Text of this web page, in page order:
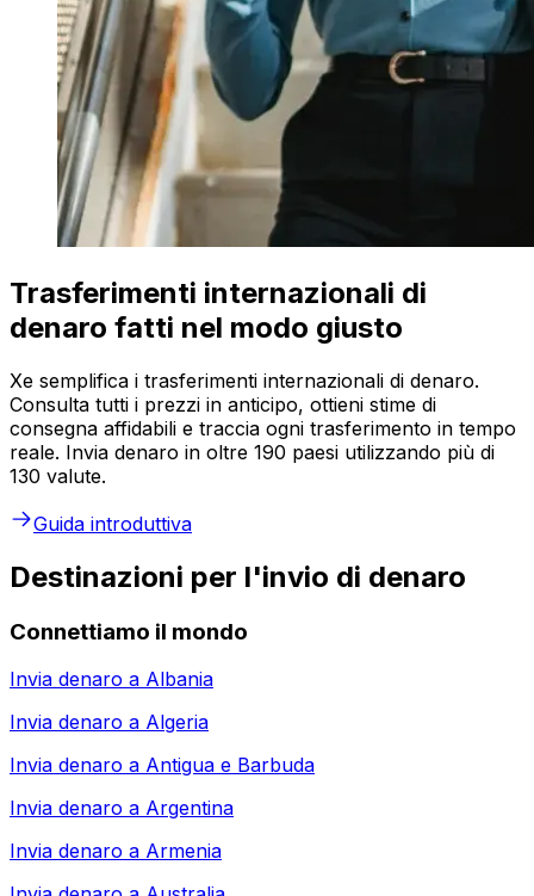
Trasferimenti internazionali di
denaro fatti nel modo giusto
Xe semplifica i trasferimenti internazionali di denaro.
Consulta tutti i prezzi in anticipo, ottieni stime di
consegna affidabili e traccia ogni trasferimento in tempo
reale. Invia denaro in oltre 190 paesi utilizzando più di
130 valute.
Guida introduttiva
Destinazioni per l'invio di denaro
Connettiamo il mondo
Invia denaro a Albania
Invia denaro a Algeria
Invia denaro a Antigua e Barbuda
Invia denaro a Argentina
Invia denaro a Armenia